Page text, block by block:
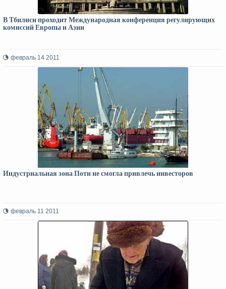
В Тбилиси проходит Международная конференция регулирующих
комиссий Европы и Азии
февраль 14 2011
Индустриальная зона Поти не смогла привлечь инвесторов
февраль 11 2011